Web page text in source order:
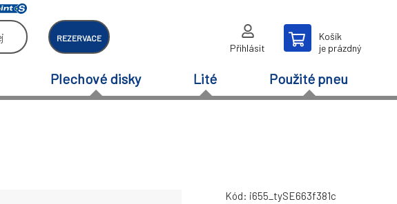
REZERVACE
Přihlásit
Košík
je prázdný
Plechové disky Lité Použité pneu
Kód: i655_tySE663f381c